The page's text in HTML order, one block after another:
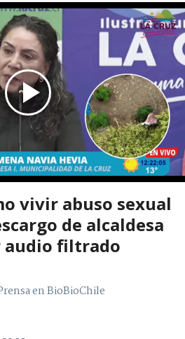
vivir abuso sexual
de alcaldesa
audio filtrado
en BioBioChile